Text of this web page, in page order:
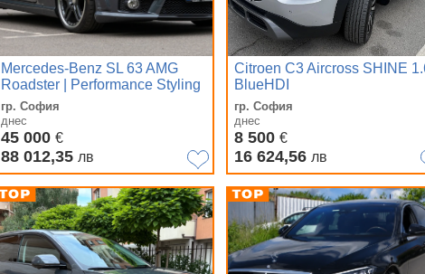
Mercedes-Benz SL 63 AMG
Roadster | Performance Styling
| Xenon | Harman
гр. София
днес
45 000 €
88 012,35 лв
Citroen C3 Aircross SHINE
BlueHDI
гр. София
днес
8 500 €
16 624,56 лв